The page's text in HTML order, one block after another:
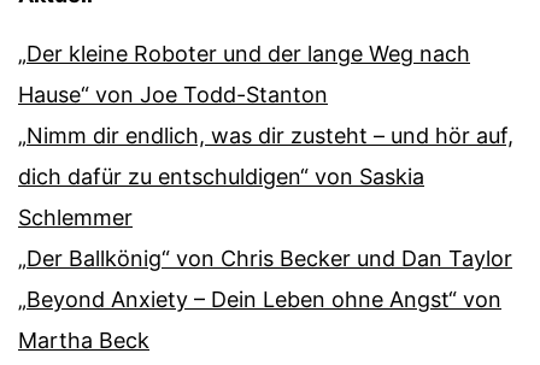
„Der kleine Roboter und der lange Weg nach
Hause“ von Joe Todd-Stanton
„Nimm dir endlich, was dir zusteht – und hör auf,
dich dafür zu entschuldigen“ von Saskia
Schlemmer
„Der Ballkönig“ von Chris Becker und Dan Taylor
„Beyond Anxiety – Dein Leben ohne Angst“ von
Martha Beck